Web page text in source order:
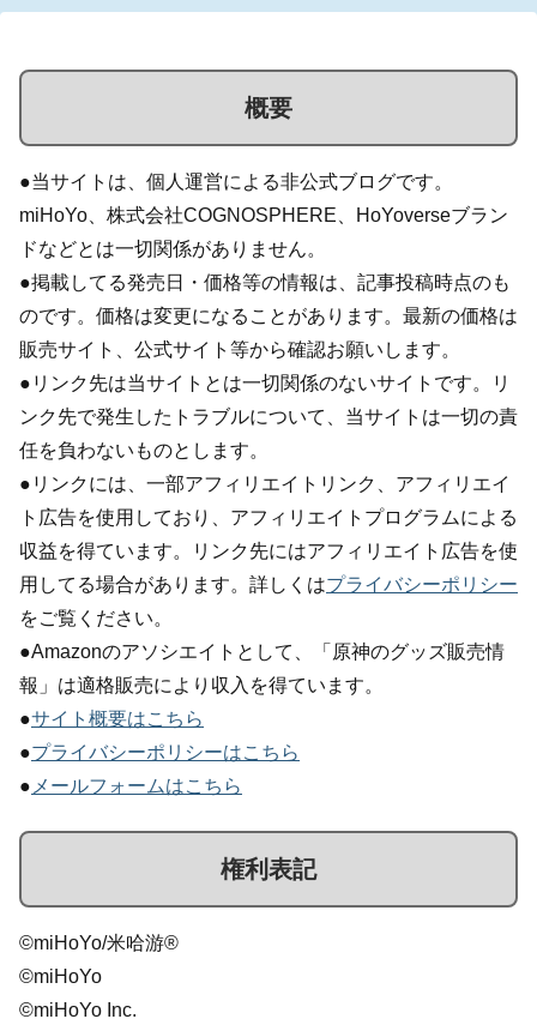
概要
●当サイトは、個人運営による非公式ブログです。
miHoYo、株式会社COGNOSPHERE、HoYoverseブラン
ドなどとは一切関係がありません。
●掲載してる発売日・価格等の情報は、記事投稿時点のも
のです。価格は変更になることがあります。最新の価格は
販売サイト、公式サイト等から確認お願いします。
●リンク先は当サイトとは一切関係のないサイトです。リ
ンク先で発生したトラブルについて、当サイトは一切の責
任を負わないものとします。
●リンクには、一部アフィリエイトリンク、アフィリエイ
ト広告を使用しており、アフィリエイトプログラムによる
収益を得ています。リンク先にはアフィリエイト広告を使
用してる場合があります。詳しくはプライバシーポリシー
をご覧ください。
●Amazonのアソシエイトとして、「原神のグッズ販売情
報」は適格販売により収入を得ています。
●サイト概要はこちら
●プライバシーポリシーはこちら
●メールフォームはこちら
権利表記
©miHoYo/米哈游®
©miHoYo
©miHoYo Inc.